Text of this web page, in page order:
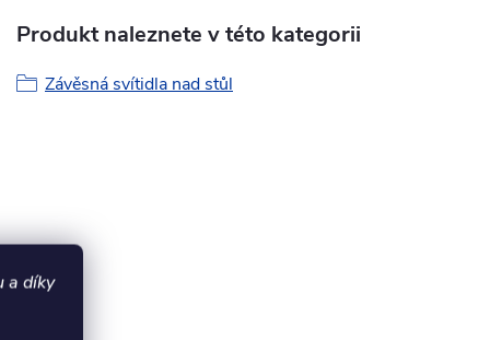
a díky
Produkt naleznete v této kategorii
Závěsná svítidla nad stůl